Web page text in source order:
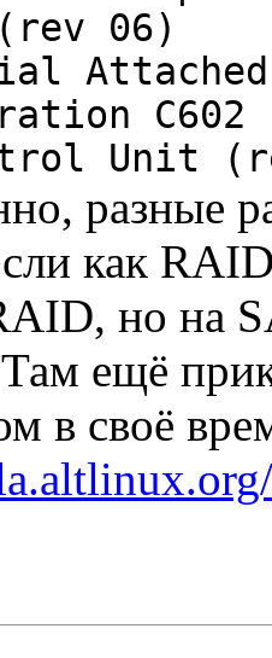
06)
C602
Unit
разные
как
но на
ещё
в своё